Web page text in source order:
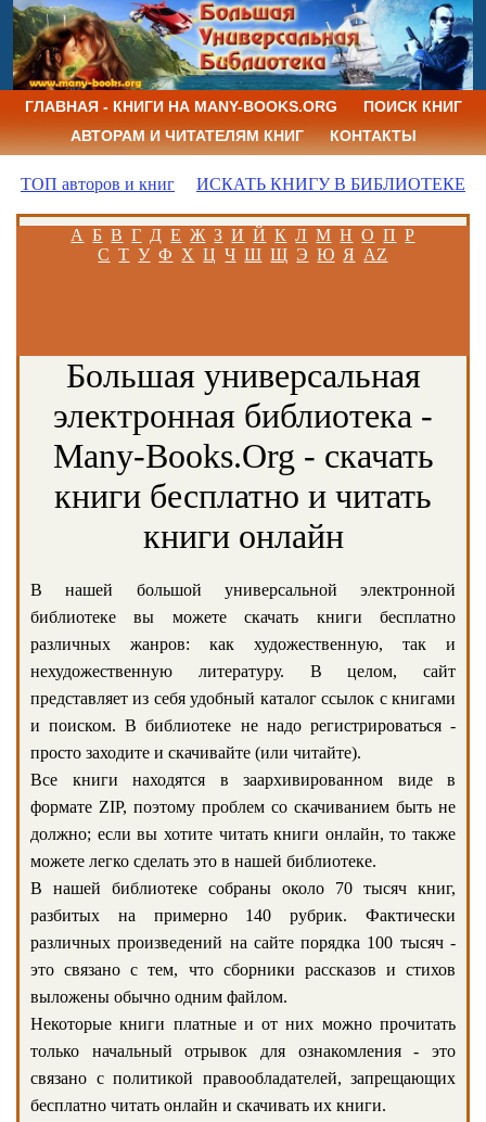
ГЛАВНАЯ - КНИГИ НА MANY-BOOKS.ORG
ПОИСК КНИГ
АВТОРАМ И ЧИТАТЕЛЯМ КНИГ
КОНТАКТЫ
ТОП авторов и книг ИСКАТЬ КНИГУ В БИБЛИОТЕКЕ
А Б В Г Д Е Ж З И Й К Л М Н О П Р
С Т У Ф Х Ц Ч Ш Щ Э Ю Я AZ
Большая универсальная
электронная библиотека -
Many-Books.Org - скачать
книги бесплатно и читать
книги онлайн
В нашей большой универсальной электронной
библиотеке вы можете скачать книги бесплатно
различных жанров: как художественную, так и
нехудожественную литературу. В целом, сайт
представляет из себя удобный каталог ссылок с книгами
и поиском. В библиотеке не надо регистрироваться -
просто заходите и скачивайте (или читайте).
Все книги находятся в заархивированном виде в
формате ZIP, поэтому проблем со скачиванием быть не
должно; если вы хотите читать книги онлайн, то также
можете легко сделать это в нашей библиотеке.
В нашей библиотеке собраны около 70 тысяч книг,
разбитых на примерно 140 рубрик. Фактически
различных произведений на сайте порядка 100 тысяч -
это связано с тем, что сборники рассказов и стихов
выложены обычно одним файлом.
Некоторые книги платные и от них можно прочитать
только начальный отрывок для ознакомления - это
связано с политикой правообладателей, запрещающих
бесплатно читать онлайн и скачивать их книги.